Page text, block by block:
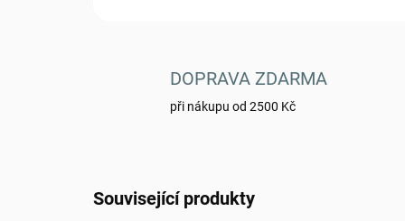
DOPRAVA ZDARMA
při nákupu od 2500 Kč
Související produkty